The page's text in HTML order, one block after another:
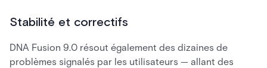
Stabilité et correctifs
DNA Fusion 9.0 résout également des dizaines de
problèmes signalés par les utilisateurs — allant des